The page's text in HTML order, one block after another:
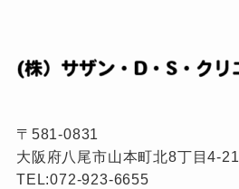
〒581-0831
大阪府八尾市山本町北8丁目4-21
TEL:072-923-6655